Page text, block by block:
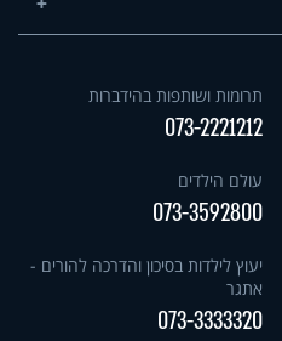
תרומות ושותפות בהידברות
073-2221212
עולם הילדים
073-3592800
יעוץ לילדות בסיכון והדרכה להורים -
אתגר
073-3333320